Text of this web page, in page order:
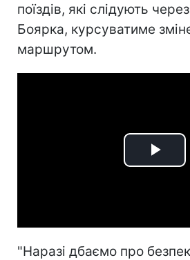
поїздів, які слідують
Боярка, курсуватиме
маршрутом.
Play
"Наразі дбаємо про